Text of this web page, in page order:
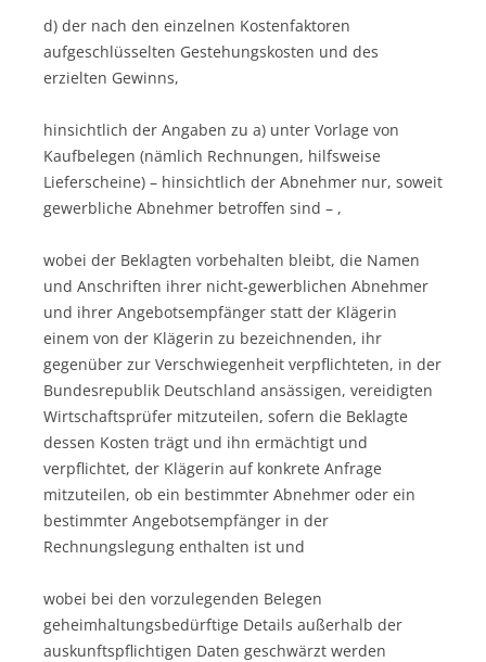
d) der nach den einzelnen Kostenfaktoren
aufgeschlüsselten Gestehungskosten und des
erzielten Gewinns,
hinsichtlich der Angaben zu a) unter Vorlage von
Kaufbelegen (nämlich Rechnungen, hilfsweise
Lieferscheine) – hinsichtlich der Abnehmer nur, soweit
gewerbliche Abnehmer betroffen sind – ,
wobei der Beklagten vorbehalten bleibt, die Namen
und Anschriften ihrer nicht-gewerblichen Abnehmer
und ihrer Angebotsempfänger statt der Klägerin
einem von der Klägerin zu bezeichnenden, ihr
gegenüber zur Verschwiegenheit verpflichteten, in der
Bundesrepublik Deutschland ansässigen, vereidigten
Wirtschaftsprüfer mitzuteilen, sofern die Beklagte
dessen Kosten trägt und ihn ermächtigt und
verpflichtet, der Klägerin auf konkrete Anfrage
mitzuteilen, ob ein bestimmter Abnehmer oder ein
bestimmter Angebotsempfänger in der
Rechnungslegung enthalten ist und
wobei bei den vorzulegenden Belegen
geheimhaltungsbedürftige Details außerhalb der
auskunftspflichtigen Daten geschwärzt werden